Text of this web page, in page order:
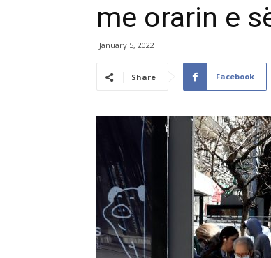
me orarin e
January 5, 2022
Share Facebook